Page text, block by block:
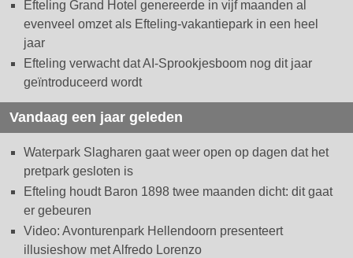
Efteling Grand Hotel genereerde in vijf maanden al
evenveel omzet als Efteling-vakantiepark in een heel
jaar
Efteling verwacht dat AI-Sprookjesboom nog dit jaar
geïntroduceerd wordt
Vandaag een jaar geleden
Waterpark Slagharen gaat weer open op dagen dat het
pretpark gesloten is
Efteling houdt Baron 1898 twee maanden dicht: dit gaat
er gebeuren
Video: Avonturenpark Hellendoorn presenteert
illusieshow met Alfredo Lorenzo